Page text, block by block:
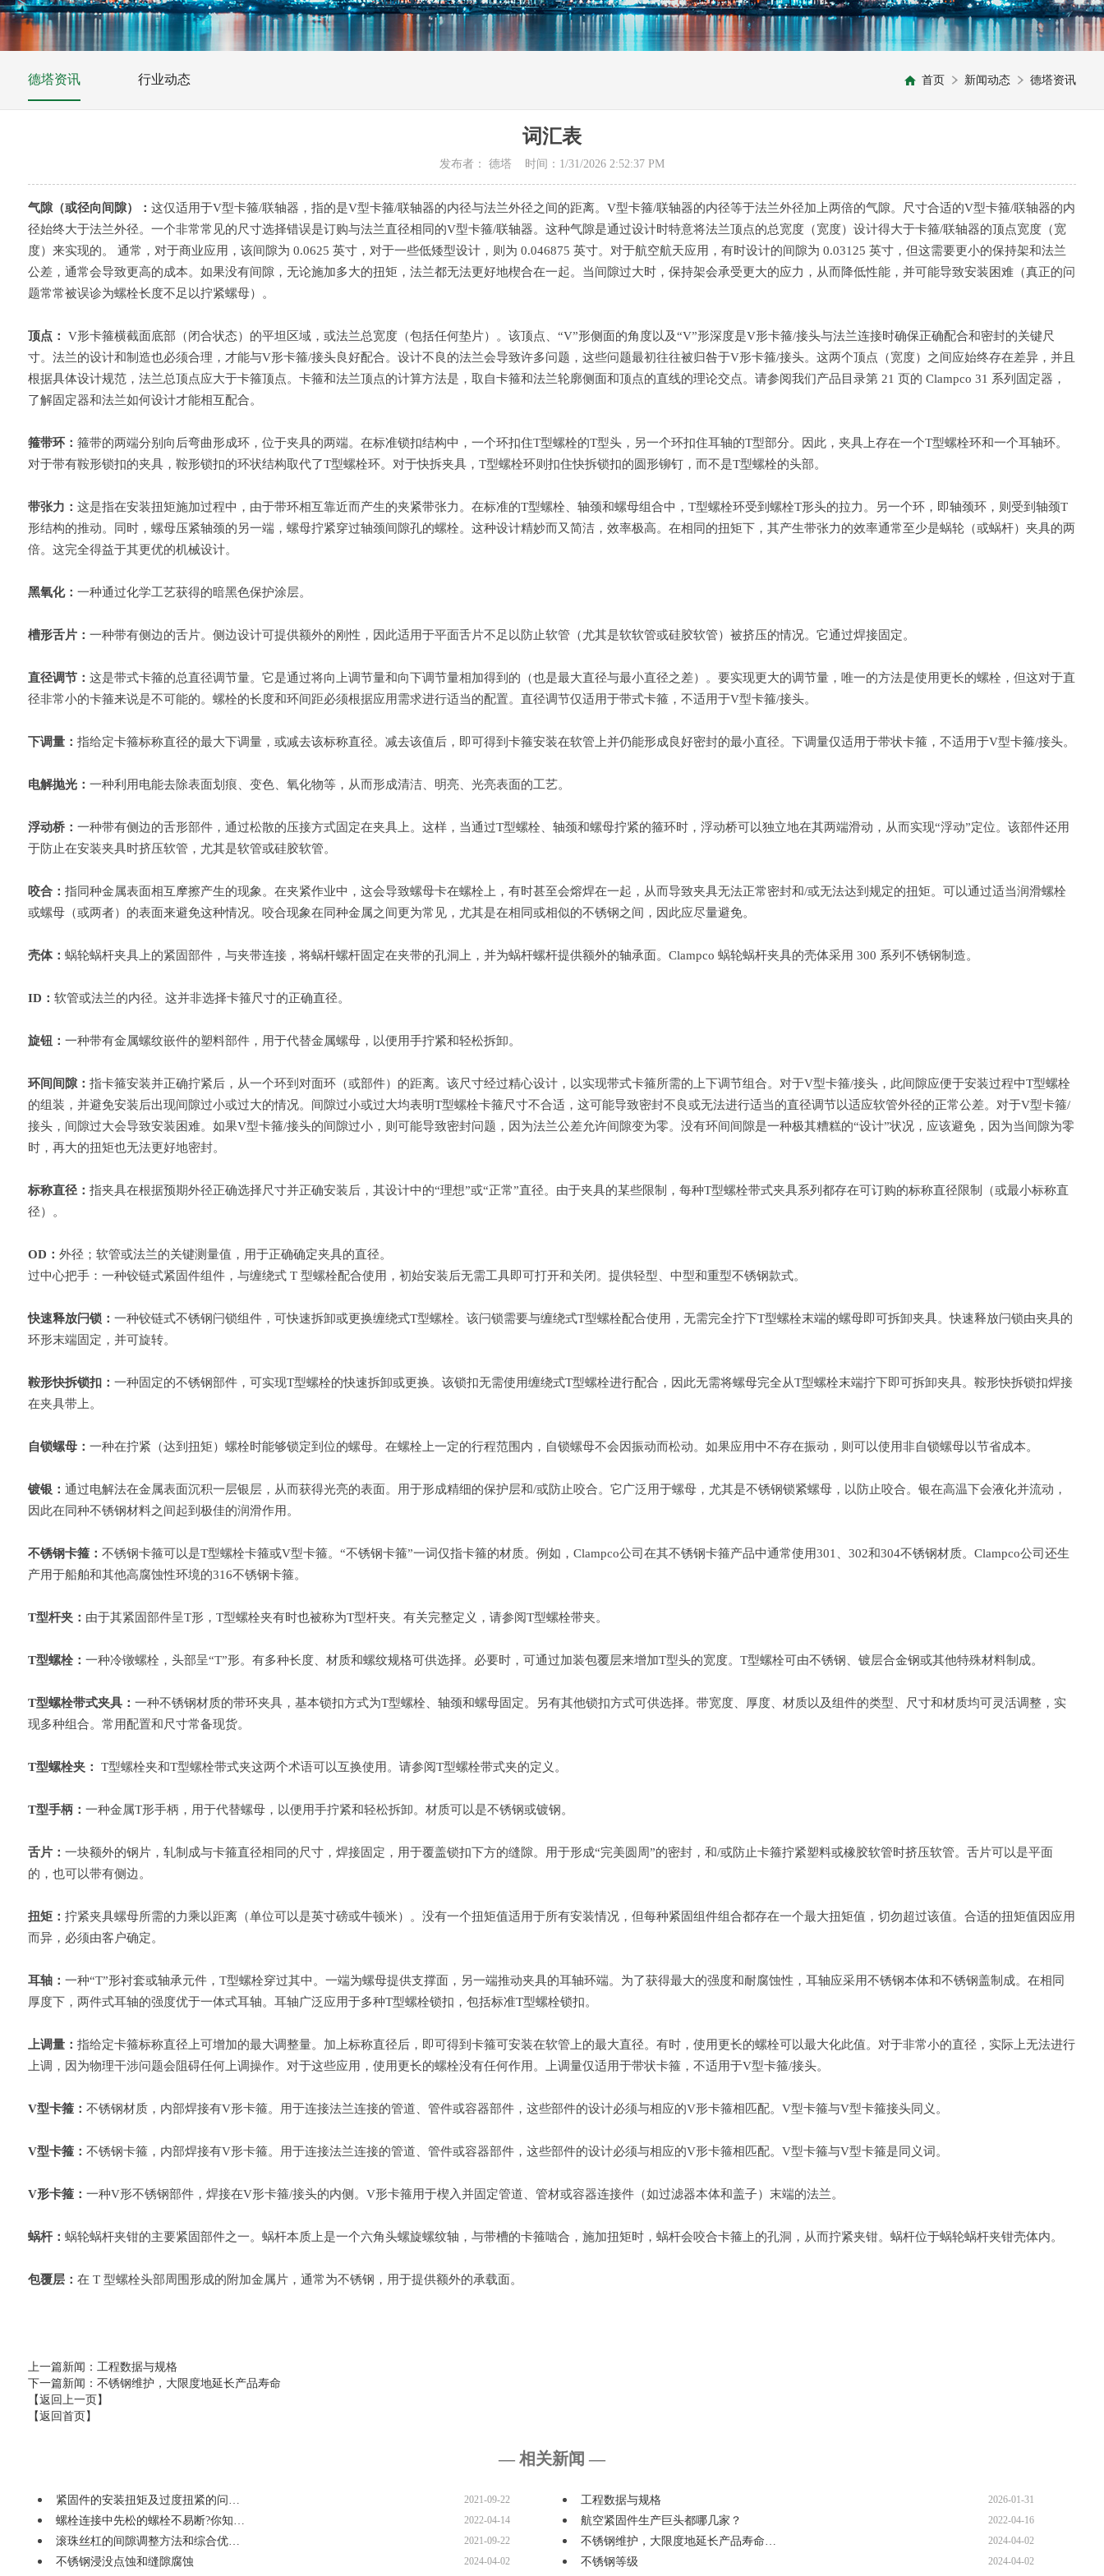
德塔资讯 行业动态 首页 新闻动态 德塔资讯
词汇表
发布者： 德塔 时间：1/31/2026 2:52:37 PM
气隙（或径向间隙）： 这仅适用于V型卡箍/联轴器，指的是V型卡箍/联轴器的内径与法兰外径之间的距离。V型卡箍/联轴器的内径等于法兰外径加上两倍的气隙。尺寸合适的V型卡箍/联轴器的内
径始终大于法兰外径。一个非常常见的尺寸选择错误是订购与法兰直径相同的V型卡箍/联轴器。这种气隙是通过设计时特意将法兰顶点的总宽度（宽度）设计得大于卡箍/联轴器的顶点宽度（宽
度）来实现的。 通常，对于商业应用，该间隙为 0.0625 英寸，对于一些低矮型设计，则为 0.046875 英寸。对于航空航天应用，有时设计的间隙为 0.03125 英寸，但这需要更小的保持架和法兰
公差，通常会导致更高的成本。如果没有间隙，无论施加多大的扭矩，法兰都无法更好地楔合在一起。当间隙过大时，保持架会承受更大的应力，从而降低性能，并可能导致安装困难（真正的问
题常常被误诊为螺栓长度不足以拧紧螺母）。
顶点：
V形卡箍横截面底部（闭合状态）的平坦区域，或法兰总宽度（包括任何垫片）。该顶点、“V”形侧面的角度以及“V”形深度是V形卡箍/接头与法兰连接时确保正确配合和密封的关键尺
寸。法兰的设计和制造也必须合理，才能与V形卡箍/接头良好配合。设计不良的法兰会导致许多问题，这些问题最初往往被归咎于V形卡箍/接头。这两个顶点（宽度）之间应始终存在差异，并且
根据具体设计规范，法兰总顶点应大于卡箍顶点。卡箍和法兰顶点的计算方法是，取自卡箍和法兰轮廓侧面和顶点的直线的理论交点。请参阅我们产品目录第 21 页的 Clampco 31 系列固定器，
了解固定器和法兰如何设计才能相互配合。
箍带环： 箍带的两端分别向后弯曲形成环，位于夹具的两端。在标准锁扣结构中，一个环扣住T型螺栓的T型头，另一个环扣住耳轴的T型部分。因此，夹具上存在一个T型螺栓环和一个耳轴环。
对于带有鞍形锁扣的夹具，鞍形锁扣的环状结构取代了T型螺栓环。对于快拆夹具，T型螺栓环则扣住快拆锁扣的圆形铆钉，而不是T型螺栓的头部。
带张力： 这是指在安装扭矩施加过程中，由于带环相互靠近而产生的夹紧带张力。在标准的T型螺栓、轴颈和螺母组合中，T型螺栓环受到螺栓T形头的拉力。另一个环，即轴颈环，则受到轴颈T
形结构的推动。同时，螺母压紧轴颈的另一端，螺母拧紧穿过轴颈间隙孔的螺栓。这种设计精妙而又简洁，效率极高。在相同的扭矩下，其产生带张力的效率通常至少是蜗轮（或蜗杆）夹具的两
倍。这完全得益于其更优的机械设计。
黑氧化： 一种通过化学工艺获得的暗黑色保护涂层。
槽形舌片： 一种带有侧边的舌片。侧边设计可提供额外的刚性，因此适用于平面舌片不足以防止软管（尤其是软软管或硅胶软管）被挤压的情况。它通过焊接固定。
直径调节： 这是带式卡箍的总直径调节量。它是通过将向上调节量和向下调节量相加得到的（也是最大直径与最小直径之差）。要实现更大的调节量，唯一的方法是使用更长的螺栓，但这对于直
径非常小的卡箍来说是不可能的。螺栓的长度和环间距必须根据应用需求进行适当的配置。直径调节仅适用于带式卡箍，不适用于V型卡箍/接头。
下调量： 指给定卡箍标称直径的最大下调量，或减去该标称直径。减去该值后，即可得到卡箍安装在软管上并仍能形成良好密封的最小直径。下调量仅适用于带状卡箍，不适用于V型卡箍/接头。
电解抛光： 一种利用电能去除表面划痕、变色、氧化物等，从而形成清洁、明亮、光亮表面的工艺。
浮动桥： 一种带有侧边的舌形部件，通过松散的压接方式固定在夹具上。这样，当通过T型螺栓、轴颈和螺母拧紧的箍环时，浮动桥可以独立地在其两端滑动，从而实现“浮动”定位。该部件还用
于防止在安装夹具时挤压软管，尤其是软管或硅胶软管。
咬合： 指同种金属表面相互摩擦产生的现象。在夹紧作业中，这会导致螺母卡在螺栓上，有时甚至会熔焊在一起，从而导致夹具无法正常密封和/或无法达到规定的扭矩。可以通过适当润滑螺栓
或螺母（或两者）的表面来避免这种情况。咬合现象在同种金属之间更为常见，尤其是在相同或相似的不锈钢之间，因此应尽量避免。
壳体： 蜗轮蜗杆夹具上的紧固部件，与夹带连接，将蜗杆螺杆固定在夹带的孔洞上，并为蜗杆螺杆提供额外的轴承面。Clampco 蜗轮蜗杆夹具的壳体采用 300 系列不锈钢制造。
ID： 软管或法兰的内径。这并非选择卡箍尺寸的正确直径。
旋钮： 一种带有金属螺纹嵌件的塑料部件，用于代替金属螺母，以便用手拧紧和轻松拆卸。
环间间隙： 指卡箍安装并正确拧紧后，从一个环到对面环（或部件）的距离。该尺寸经过精心设计，以实现带式卡箍所需的上下调节组合。对于V型卡箍/接头，此间隙应便于安装过程中T型螺栓
的组装，并避免安装后出现间隙过小或过大的情况。间隙过小或过大均表明T型螺栓卡箍尺寸不合适，这可能导致密封不良或无法进行适当的直径调节以适应软管外径的正常公差。对于V型卡箍/
接头，间隙过大会导致安装困难。如果V型卡箍/接头的间隙过小，则可能导致密封问题，因为法兰公差允许间隙变为零。没有环间间隙是一种极其糟糕的“设计”状况，应该避免，因为当间隙为零
时，再大的扭矩也无法更好地密封。
标称直径： 指夹具在根据预期外径正确选择尺寸并正确安装后，其设计中的“理想”或“正常”直径。由于夹具的某些限制，每种T型螺栓带式夹具系列都存在可订购的标称直径限制（或最小标称直
径）。
OD： 外径；软管或法兰的关键测量值，用于正确确定夹具的直径。
过中心把手：一种铰链式紧固件组件，与缠绕式 T 型螺栓配合使用，初始安装后无需工具即可打开和关闭。提供轻型、中型和重型不锈钢款式。
快速释放闩锁： 一种铰链式不锈钢闩锁组件，可快速拆卸或更换缠绕式T型螺栓。该闩锁需要与缠绕式T型螺栓配合使用，无需完全拧下T型螺栓末端的螺母即可拆卸夹具。快速释放闩锁由夹具的
环形末端固定，并可旋转。
鞍形快拆锁扣： 一种固定的不锈钢部件，可实现T型螺栓的快速拆卸或更换。该锁扣无需使用缠绕式T型螺栓进行配合，因此无需将螺母完全从T型螺栓末端拧下即可拆卸夹具。鞍形快拆锁扣焊接
在夹具带上。
自锁螺母： 一种在拧紧（达到扭矩）螺栓时能够锁定到位的螺母。在螺栓上一定的行程范围内，自锁螺母不会因振动而松动。如果应用中不存在振动，则可以使用非自锁螺母以节省成本。
镀银： 通过电解法在金属表面沉积一层银层，从而获得光亮的表面。用于形成精细的保护层和/或防止咬合。它广泛用于螺母，尤其是不锈钢锁紧螺母，以防止咬合。银在高温下会液化并流动，
因此在同种不锈钢材料之间起到极佳的润滑作用。
不锈钢卡箍： 不锈钢卡箍可以是T型螺栓卡箍或V型卡箍。“不锈钢卡箍”一词仅指卡箍的材质。例如，Clampco公司在其不锈钢卡箍产品中通常使用301、302和304不锈钢材质。Clampco公司还生
产用于船舶和其他高腐蚀性环境的316不锈钢卡箍。
T型杆夹： 由于其紧固部件呈T形，T型螺栓夹有时也被称为T型杆夹。有关完整定义，请参阅T型螺栓带夹。
T型螺栓： 一种冷镦螺栓，头部呈“T”形。有多种长度、材质和螺纹规格可供选择。必要时，可通过加装包覆层来增加T型头的宽度。T型螺栓可由不锈钢、镀层合金钢或其他特殊材料制成。
T型螺栓带式夹具： 一种不锈钢材质的带环夹具，基本锁扣方式为T型螺栓、轴颈和螺母固定。另有其他锁扣方式可供选择。带宽度、厚度、材质以及组件的类型、尺寸和材质均可灵活调整，实
现多种组合。常用配置和尺寸常备现货。
T型螺栓夹： T型螺栓夹和T型螺栓带式夹这两个术语可以互换使用。请参阅T型螺栓带式夹的定义。
T型手柄： 一种金属T形手柄，用于代替螺母，以便用手拧紧和轻松拆卸。材质可以是不锈钢或镀钢。
舌片： 一块额外的钢片，轧制成与卡箍直径相同的尺寸，焊接固定，用于覆盖锁扣下方的缝隙。用于形成“完美圆周”的密封，和/或防止卡箍拧紧塑料或橡胶软管时挤压软管。舌片可以是平面
的，也可以带有侧边。
扭矩： 拧紧夹具螺母所需的力乘以距离（单位可以是英寸磅或牛顿米）。没有一个扭矩值适用于所有安装情况，但每种紧固组件组合都存在一个最大扭矩值，切勿超过该值。合适的扭矩值因应用
而异，必须由客户确定。
耳轴： 一种“T”形衬套或轴承元件，T型螺栓穿过其中。一端为螺母提供支撑面，另一端推动夹具的耳轴环端。为了获得最大的强度和耐腐蚀性，耳轴应采用不锈钢本体和不锈钢盖制成。在相同
厚度下，两件式耳轴的强度优于一体式耳轴。耳轴广泛应用于多种T型螺栓锁扣，包括标准T型螺栓锁扣。
上调量： 指给定卡箍标称直径上可增加的最大调整量。加上标称直径后，即可得到卡箍可安装在软管上的最大直径。有时，使用更长的螺栓可以最大化此值。对于非常小的直径，实际上无法进行
上调，因为物理干涉问题会阻碍任何上调操作。对于这些应用，使用更长的螺栓没有任何作用。上调量仅适用于带状卡箍，不适用于V型卡箍/接头。
V型卡箍： 不锈钢材质，内部焊接有V形卡箍。用于连接法兰连接的管道、管件或容器部件，这些部件的设计必须与相应的V形卡箍相匹配。V型卡箍与V型卡箍接头同义。
V型卡箍： 不锈钢卡箍，内部焊接有V形卡箍。用于连接法兰连接的管道、管件或容器部件，这些部件的设计必须与相应的V形卡箍相匹配。V型卡箍与V型卡箍是同义词。
V形卡箍： 一种V形不锈钢部件，焊接在V形卡箍/接头的内侧。V形卡箍用于楔入并固定管道、管材或容器连接件（如过滤器本体和盖子）末端的法兰。
蜗杆： 蜗轮蜗杆夹钳的主要紧固部件之一。蜗杆本质上是一个六角头螺旋螺纹轴，与带槽的卡箍啮合，施加扭矩时，蜗杆会咬合卡箍上的孔洞，从而拧紧夹钳。蜗杆位于蜗轮蜗杆夹钳壳体内。
包覆层： 在 T 型螺栓头部周围形成的附加金属片，通常为不锈钢，用于提供额外的承载面。
上一篇新闻 ：工程数据与规格
下一篇新闻 ：不锈钢维护，大限度地延长产品寿命
【返回上一页】
【返回首页】
— 相关新闻 —
紧固件的安装扭矩及过度扭紧的问… 2021-09-22 工程数据与规格 2026-01-31
螺栓连接中先松的螺栓不易断?你知… 2022-04-14 航空紧固件生产巨头都哪几家？ 2022-04-16
滚珠丝杠的间隙调整方法和综合优… 2021-09-22 不锈钢维护，大限度地延长产品寿命… 2024-04-02
不锈钢浸没点蚀和缝隙腐蚀 2024-04-02 不锈钢等级 2024-04-02